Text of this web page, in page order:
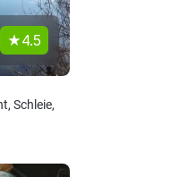
4.5
Schleie,